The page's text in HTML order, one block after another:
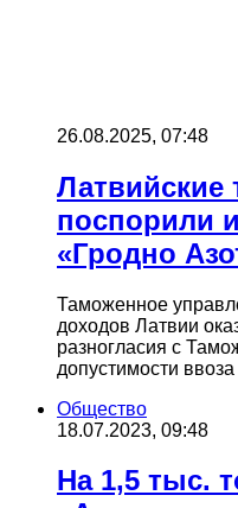
26.08.2025, 07:48
Латвийские
поспорили
«Гродно
Таможенное
доходов Латвии
разногласия с
допустимости
Общество
18.07.2023, 09:48
На 1,5 тыс.